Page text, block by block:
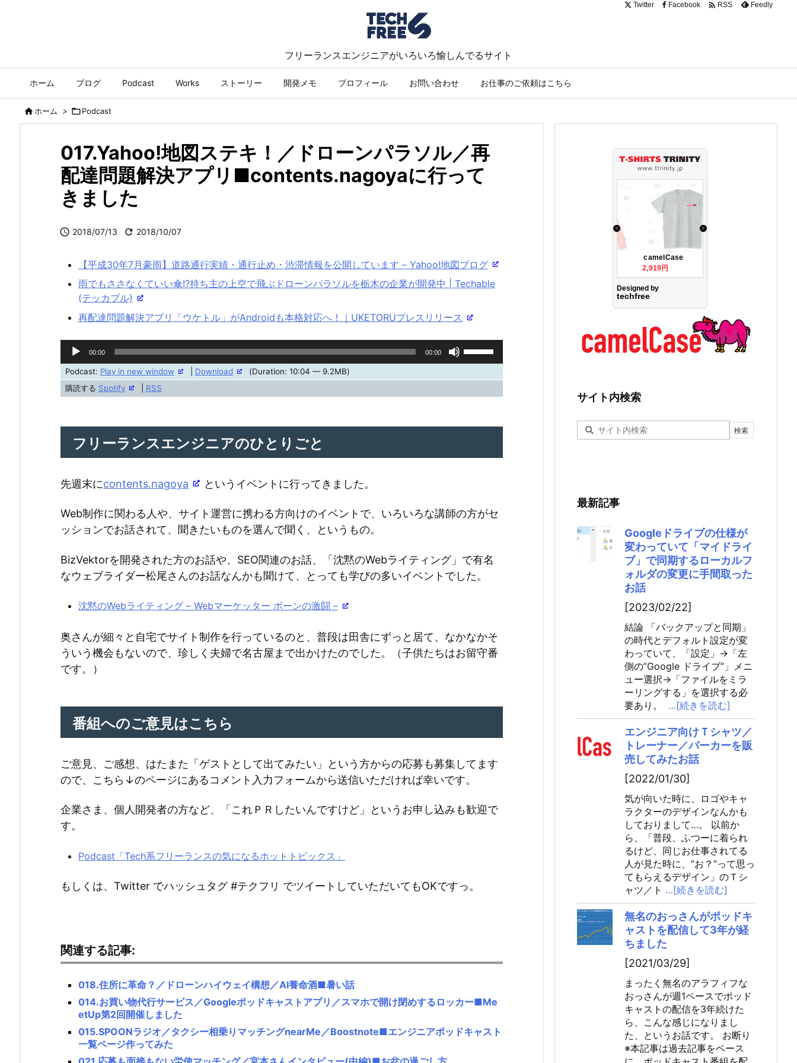
フリーランスエンジニアがいろいろ愉しんでるサイト
ホーム ブログ Podcast Works ストーリー 開発メモ プロフィール お問い合わせ お仕事のご依頼はこちら
Twitter Facebook  RSS Feedly
ホーム > Podcast
017.Yahoo!地図ステキ！／ドローンパラソル／再
配達問題解決アプリ■contents.nagoyaに行って
きました
 2018/07/13  2018/10/07
【平成30年7月豪雨】道路通行実績・通行止め・渋滞情報を公開しています – Yahoo!地図ブログ
雨でもささなくていい傘!?持ち主の上空で飛ぶドローンパラソルを栃木の企業が開発中 | Techable
(テッカブル)
再配達問題解決アプリ「ウケトル」がAndroidも本格対応へ！｜UKETORUプレスリリース
声
プ
ー
00:00 00:00
ボ
リ
ュ
上
印
キ
使
っ
い。
Podcast: Play in new window Download
(Duration: 10:04 — 9.2MB)
購読する Spotify RSS
フリーランスエンジニアのひとりごと
先週末にcontents.nagoya というイベントに行ってきました。
Web制作に関わる人や、サイト運営に携わる方向けのイベントで、いろいろな講師の方がセ
ッションでお話されて、聞きたいものを選んで聞く、というもの。
BizVektorを開発された方のお話や、SEO関連のお話、「沈黙のWebライティング」で有名
なウェブライダー松尾さんのお話なんかも聞けて、とっても学びの多いイベントでした。
沈黙のWebライティング – Webマーケッター ボーンの激闘 –
奥さんが細々と自宅でサイト制作を行っているのと、普段は田舎にずっと居て、なかなかそ
ういう機会もないので、珍しく夫婦で名古屋まで出かけたのでした。（子供たちはお留守番
です。）
番組へのご意見はこちら
ご意見、ご感想、はたまた「ゲストとして出てみたい」という方からの応募も募集してます
ので、こちら↓のページにあるコメント入力フォームから送信いただければ幸いです。
企業さま、個人開発者の方など、「これＰＲしたいんですけど」というお申し込みも歓迎で
す。
Podcast「Tech系フリーランスの気になるホットトピックス」
もしくは、Twitter でハッシュタグ #テクフリ でツイートしていただいてもOKですっ。
関連する記事:
018.住所に革命？／ドローンハイウェイ構想／AI養命酒■暑い話
014.お買い物代行サービス／Googleポッドキャストアプリ／スマホで開け閉めするロッカー■Me
etUp第2回開催しました
015.SPOONラジオ／タクシー相乗りマッチングnearMe／Boostnote■エンジニアポッドキャスト
一覧ページ作ってみた
サイト内検索
最新記事
Googleドライブの仕様が
変わっていて「マイドライ
ブ」で同期するローカルフ
ォルダの変更に手間取った
お話
[2023/02/22]
結論 「バックアップと同期」
の時代とデフォルト設定が変
わっていて、「設定」→「左
側の”Google ドライブ”」メニ
ュー選択→「ファイルをミラ
ーリングする」を選択する必
要あり。
…[続きを読む]
エンジニア向けＴシャツ／
トレーナー／パーカーを販
売してみたお話
[2022/01/30]
気が向いた時に、ロゴやキャ
ラクターのデザインなんかも
しておりまして…。 以前か
ら、「普段、ふつーに着られ
るけど、同じお仕事されてる
人が見た時に、”お？”って思っ
てもらえるデザイン」のＴシ
ャツ／ト …[続きを読む]
無名のおっさんがポッドキ
ャストを配信して3年が経
ちました
[2021/03/29]
まったく無名のアラフィフな
おっさんが週1ペースでポッド
キャストの配信を3年続けた
ら、こんな感じになりまし
た、というお話です。 お断り
※本記事は過去記事をベース